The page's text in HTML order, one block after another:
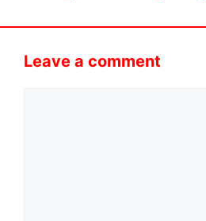
Leave a comment